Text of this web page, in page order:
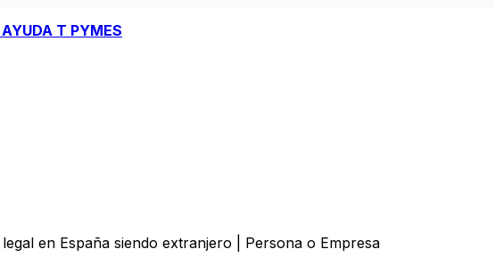
T PYMES
en España siendo extranjero | Persona o Empresa